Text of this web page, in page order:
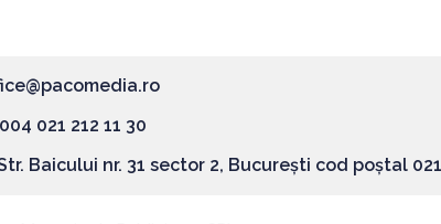
021 212 11 30
Baicului nr. 31 sector 2, București cod poștal